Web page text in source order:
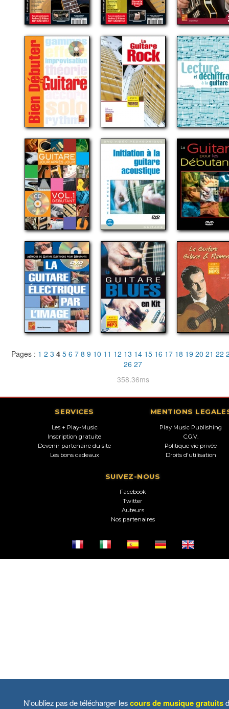
Pages : 1 2 3 4 5 6 7 8 9 10 11 12 13 14 15 16 17 18 19 20 21 22
26 27
358.36ms
SERVICES
Les + Play-Music
Inscription gratuite
Devenir partenaire du site
Les bons cadeaux
MENTIONS
Play Music Publishing
C.G.V.
Politique vie privée
Droits d'utilisation
SUIVEZ-NOUS
Facebook
Twitter
Auteurs
Nos partenaires
N'oubliez pas de télécharger lescours de musique gratuits